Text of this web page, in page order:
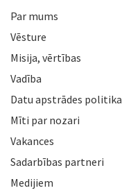
Par mums
Vēsture
Misija, vērtības
Vadība
Datu apstrādes politika
Mīti par nozari
Vakances
Sadarbības partneri
Medijiem